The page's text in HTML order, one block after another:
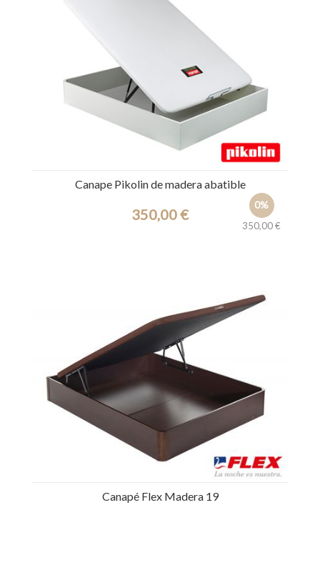
Canape Pikolin de madera abatible
0%
350,00 €
350,00 €
Canapé Flex Madera 19